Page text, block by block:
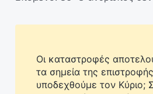
Οι καταστροφές
τα σημεία της
υποδεχθούμε τον Κύριο;